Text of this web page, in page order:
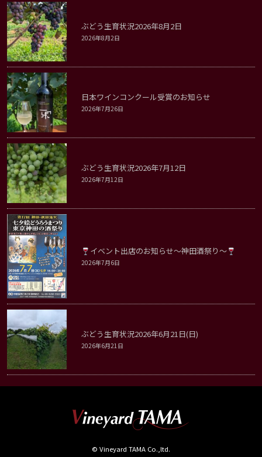
ぶどう生育状況2026年8月2日
2026年8月2日
日本ワインコンクール受賞のお知らせ
2026年7月26日
ぶどう生育状況2026年7月12日
2026年7月12日
イベント出店のお知らせ～神田酒祭り～
2026年7月6日
ぶどう生育状況2026年6月21日(日)
2026年6月21日
© Vineyard TAMA Co.,ltd.